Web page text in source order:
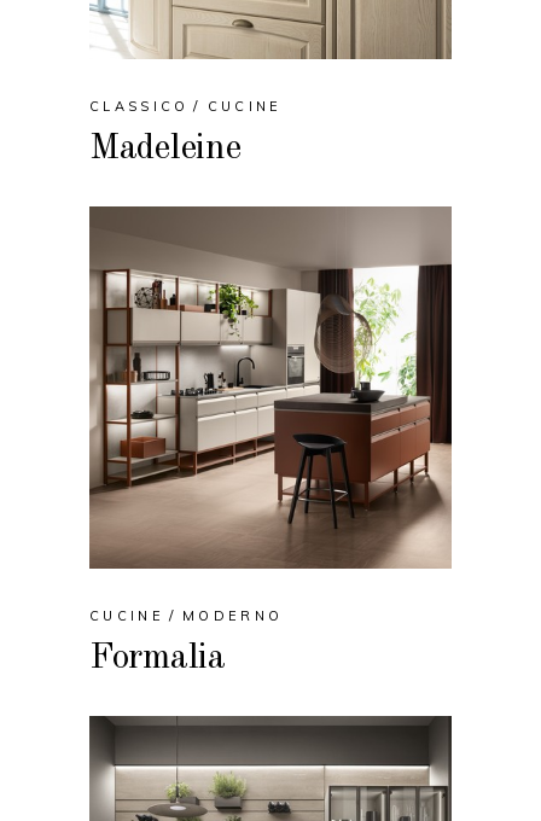
CLASSICO CUCINE
Madeleine
CUCINE MODERNO
Formalia